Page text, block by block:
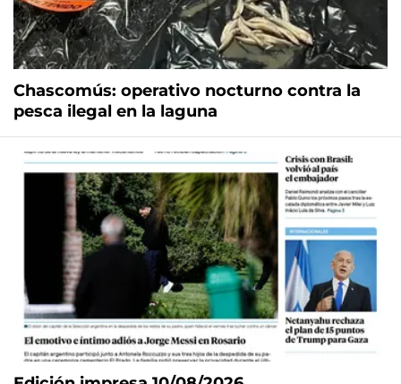
Chascomús: operativo nocturno contra la
pesca ilegal en la laguna